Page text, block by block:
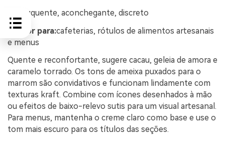
Clima:quente, aconchegante, discreto
Melhor para:cafeterias, rótulos de alimentos artesanais
e menus
Quente e reconfortante, sugere cacau, geleia de amora e
caramelo torrado. Os tons de ameixa puxados para o
marrom são convidativos e funcionam lindamente com
texturas kraft. Combine com ícones desenhados à mão
ou efeitos de baixo-relevo sutis para um visual artesanal.
Para menus, mantenha o creme claro como base e use o
tom mais escuro para os títulos das seções.